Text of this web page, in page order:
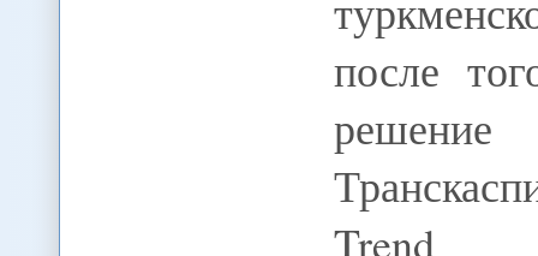
после
Trend